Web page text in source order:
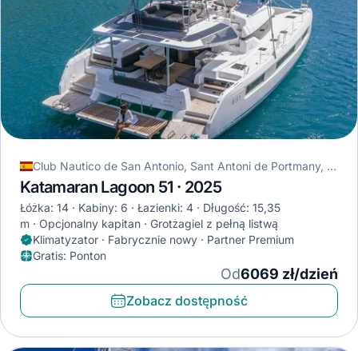
Club Nautico de San Antonio, Sant Antoni de Portmany, Hiszpania
Katamaran Lagoon 51 · 2025
Łóżka: 14 Kabiny: 6 Łazienki: 4
Długość: 15,35
m
Opcjonalny kapitan
Grotżagiel z pełną listwą
Klimatyzator · Fabrycznie nowy · Partner Premium
Gratis: Ponton
Od6069 zł/dzień
Zobacz dostępność